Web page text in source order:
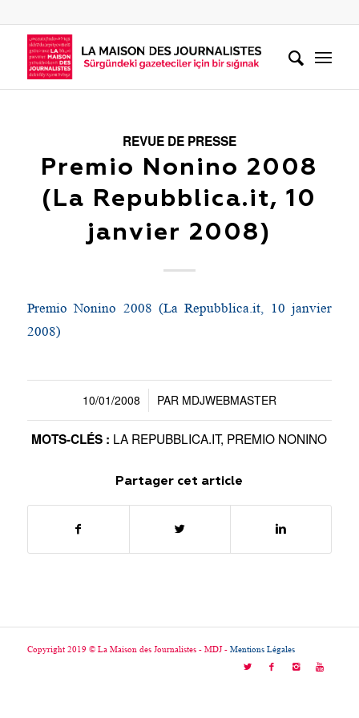
REVUE DE PRESSE
Premio Nonino 2008
(La Repubblica.it, 10
janvier 2008)
Premio Nonino 2008 (La Repubblica.it, 10 janvier
2008)
10/01/2008
/ PAR MDJWEBMASTER
MOTS-CLÉS : LA REPUBBLICA.IT, PREMIO NONINO
Partager cet article
Copyright 2019 © La Maison des Journalistes - MDJ - Mentions Légales